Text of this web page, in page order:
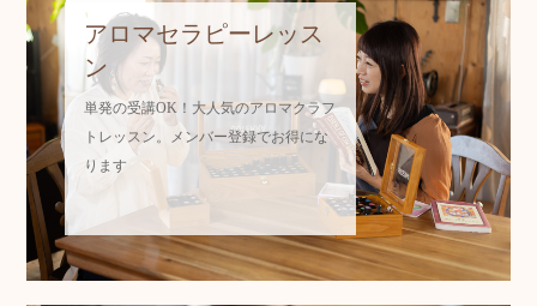
6/27更新☆★ はじめましてさん向け講座・イベントやマルシェのスケジュ
ールetc ★☆
アロマセラピーレッス
単発の受講OK！大人気のアロマクラフ
トレッスン。メンバー登録でお得にな
ります